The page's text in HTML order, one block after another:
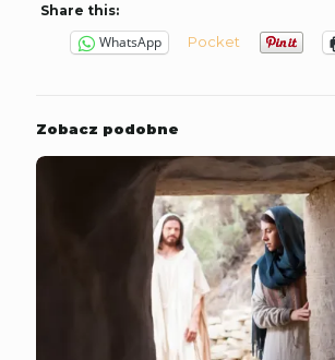
Share this:
WhatsApp Pocket
Zobacz podobne